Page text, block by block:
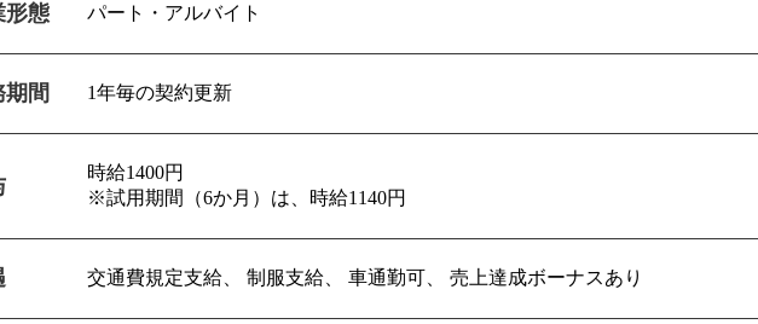
形態 パート・アルバイト
期間 1年毎の契約更新
時給1400円
※試用期間（6か月）は、時給1140円
交通費規定支給、 制服支給、 車通勤可、 売上達成ボーナスあり